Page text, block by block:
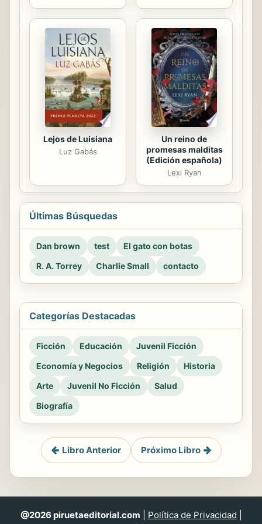
Lejos de Luisiana
Luz Gabás
Un reino de
promesas malditas
(Edición española)
Lexi Ryan
Últimas Búsquedas
Dan brown test
El gato con botas
R. A. Torrey
Charlie Small contacto
Categorías Destacadas
Ficción Educación
Juvenil Ficción
Economía y Negocios
Religión
Historia
Arte
Juvenil No Ficción
Salud
Biografía
Libro Anterior Próximo Libro
@2026 piruetaeditorial.com Política de Privacidad